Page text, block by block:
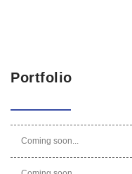
Portfolio
Coming soon...